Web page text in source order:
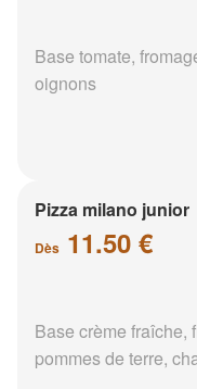
Base tomate,
oignons
Pizza milano junior
Dès 11.50 €
Base crème fraîche,
pommes de terre,